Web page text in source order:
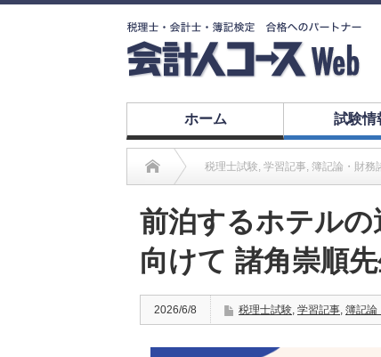
ホーム 試験情
税理士試験, 学習記事, 簿記論・財務
前泊するホテルの
向けて 諸角崇順
2026/6/8 税理士試験, 学習記事, 簿記論